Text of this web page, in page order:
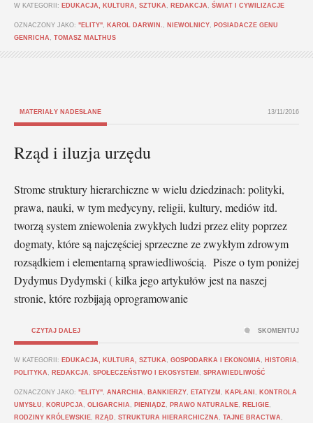
W KATEGORII: EDUKACJA, KULTURA, SZTUKA REDAKCJA ŚWIAT I CYWILIZACJE
OZNACZONY JAKO: "ELITY" KAROL DARWIN. NIEWOLNICY
POSIADACZE GENU
GENRICHA
TOMASZ MALTHUS
MATERIAŁY NADESŁANE 13/11/2016
Rząd i iluzja urzędu
Strome struktury hierarchiczne w wielu dziedzinach: polityki,
prawa, nauki, w tym medycyny, religii, kultury, mediów itd.
tworzą system zniewolenia zwykłych ludzi przez elity poprzez
dogmaty, które są najczęściej sprzeczne ze zwykłym zdrowym
rozsądkiem i elementarną sprawiedliwością. Pisze o tym poniżej
Dydymus Dydymski ( kilka jego artykułów jest na naszej
stronie, które rozbijają oprogramowanie
CZYTAJ DALEJ
W KATEGORII: EDUKACJA, KULTURA, SZTUKA GOSPODARKA I EKONOMIA HISTORIA
POLITYKA
REDAKCJA SPOŁECZEŃSTWO I EKOSYSTEM SPRAWIEDLIWOŚĆ
OZNACZONY JAKO: "ELITY" ANARCHIA BANKIERZY ETATYZM KAPŁANI
KONTROLA
UMYSŁU
KORUPCJA OLIGARCHIA PIENIĄDZ PRAWO NATURALNE RELIGIE
RODZINY KRÓLEWSKIE
RZĄD STRUKTURA HIERARCHICZNA TAJNE BRACTWA
SKOMENTUJ